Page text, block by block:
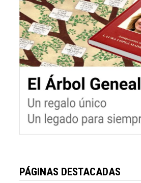
PÁGINAS DESTACADAS